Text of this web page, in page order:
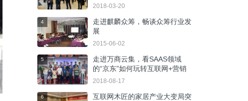
2018-03-20
4
走进麒麟众筹，畅谈众筹行业发
展
2015-06-02
5
走进万商云集，看SAAS领域
的“京东”如何玩转互联网+营销
2018-08-17
6
互联网木匠的家居产业大变局突